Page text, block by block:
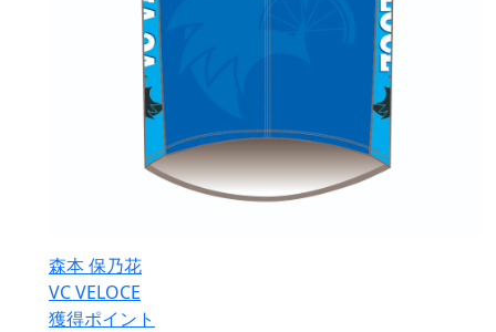
森本 保乃花
VC VELOCE
獲得ポイント